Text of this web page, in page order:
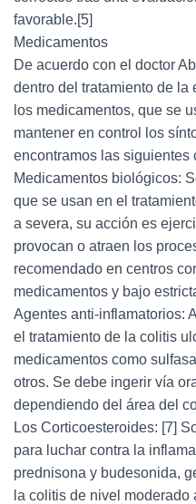
favorable.[5]
Medicamentos
De acuerdo con el doctor
dentro del tratamiento de la
los medicamentos, que se
mantener en control los
encontramos las siguientes
Medicamentos biológicos:
que se usan en el
a severa, su acción es
provocan o atraen los
recomendado en centros
medicamentos y bajo
Agentes anti-inflamatorios:
el tratamiento de la colitis
medicamentos como
otros. Se debe ingerir vía
dependiendo del área del
Los Corticoesteroides: [7]
para luchar contra la
prednisona y budesonida,
la colitis de nivel